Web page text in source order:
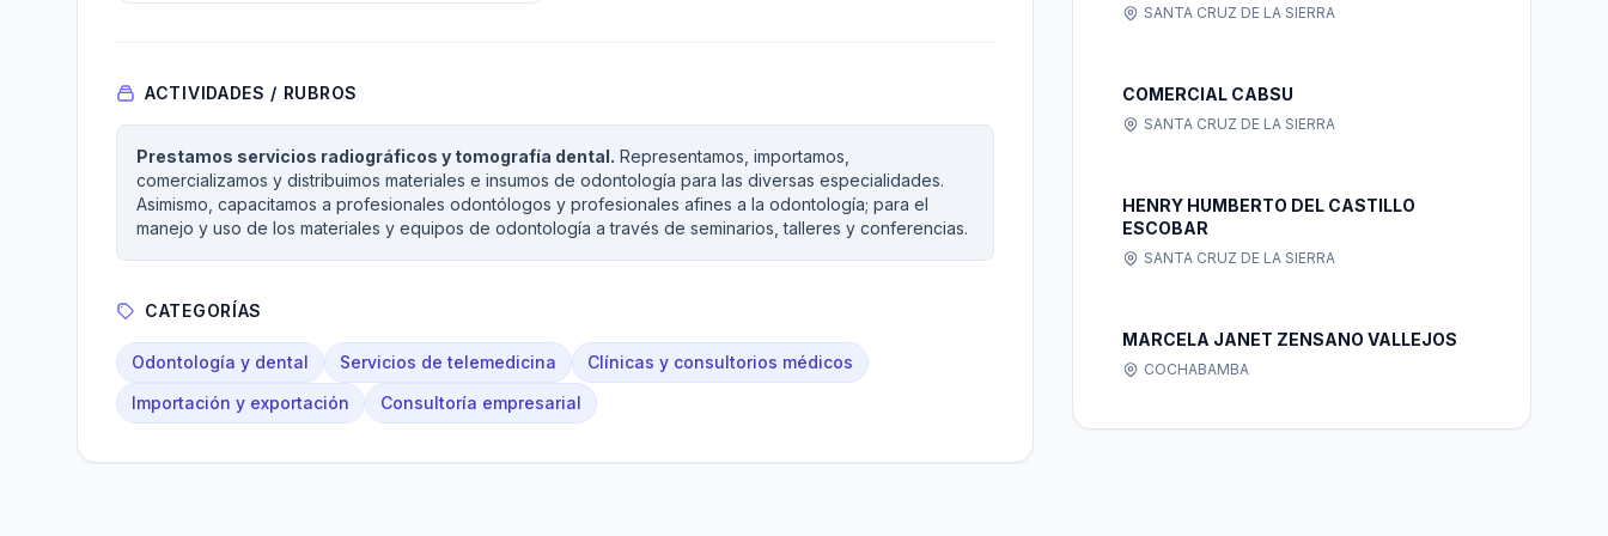
ACTIVIDADES / RUBROS
Prestamos servicios radiográficos y tomografía dental. Representamos, importamos,
comercializamos y distribuimos materiales e insumos de odontología para las diversas especialidades.
Asimismo, capacitamos a profesionales odontólogos y profesionales afines a la odontología; para el
manejo y uso de los materiales y equipos de odontología a través de seminarios, talleres y conferencias.
CATEGORÍAS
Odontología y dental Servicios de telemedicina
Clínicas y consultorios médicos
Importación y exportación
Consultoría empresarial
SANTA CRUZ DE LA SIERRA
COMERCIAL CABSU
SANTA CRUZ DE LA SIERRA
HENRY HUMBERTO DEL CASTILLO
ESCOBAR
SANTA CRUZ DE LA SIERRA
MARCELA JANET ZENSANO VALLEJOS
COCHABAMBA